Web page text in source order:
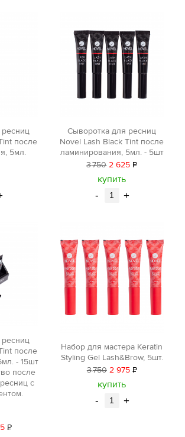
после
5мл.
Сыворотка для ресниц
Novel Lash Black Tint после
ламинирования, 5мл. - 5шт
3750 2 625 Р
купить
- +
после
- 15шт
после
с
Р
Набор для мастера Keratin
Styling Gel Lash&Brow, 5шт.
3750 2 975 Р
купить
- +